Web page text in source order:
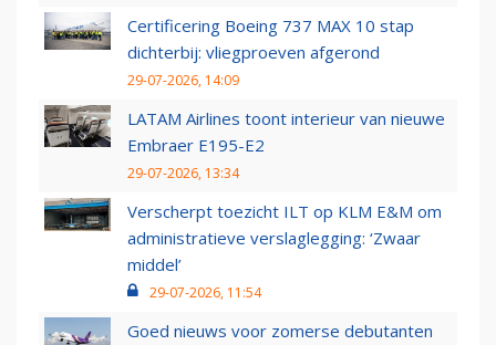
Certificering Boeing 737 MAX 10 stap
dichterbij: vliegproeven afgerond
29-07-2026, 14:09
LATAM Airlines toont interieur van nieuwe
Embraer E195-E2
29-07-2026, 13:34
Verscherpt toezicht ILT op KLM E&M om
administratieve verslaglegging: ‘Zwaar
middel’
29-07-2026, 11:54
Goed nieuws voor zomerse debutanten